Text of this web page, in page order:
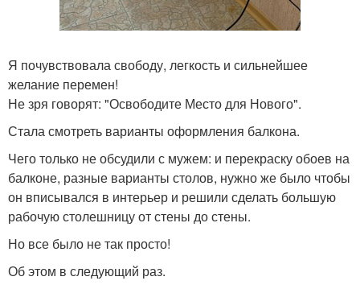
Я почувствовала свободу, легкость и сильнейшее
желание перемен!
Не зря говорят: "Освободите Место для Нового".
Стала смотреть варианты оформления балкона.
Чего только не обсудили с мужем: и перекраску обоев на
балконе, разные варианты столов, нужно же было чтобы
он вписывался в интерьер и решили сделать большую
рабочую столешницу от стены до стены.
Но все было не так просто!
Об этом в следующий раз.